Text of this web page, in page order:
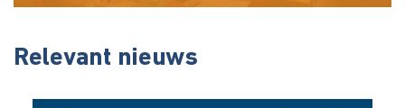
Relevant nieuws